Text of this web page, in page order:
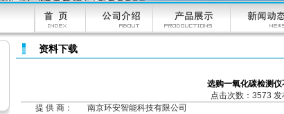
资料下载
选购一氧化碳检测
点击次数：3573
提 供 商：
南京环安智能科技有限公司